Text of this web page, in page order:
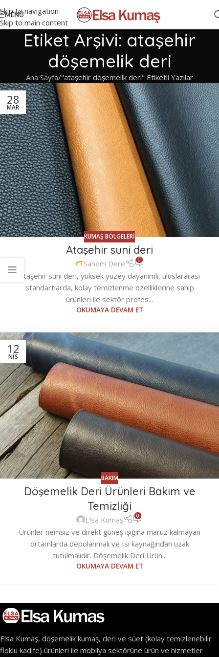
Skip to navigation
Skip to main content
MENÜ
Etiket Arşivi: ataşehir
döşemelik deri
Ana Sayfa "ataşehir döşemelik deri" Etiketli Yazılar
28
MAR
KUMAŞ BÖLGELERI
Ataşehir suni deri
Sanem Dere 0
Ataşehir suni deri, yüksek yüzey dayanımlı, uluslararası
standartlarda, kolay temizlenme özelliklerine sahip
ürünleri ile sektör profes...
OKUMAYA DEVAM ET
12
NIS
BAKIM
Döşemelik Deri Ürünleri Bakım ve
Temizliği
Elsa Kumaş 0
Ürünler nemsiz ve direkt güneş ışığına maruz kalmayan
ortamlarda depolanmalı ve Isı kaynağından uzak
tutulmalıdır. Döşemelik Deri Ürün...
OKUMAYA DEVAM ET
Elsa Kumaş, döşemelik kumaş, deri ve süet (kolay temizlenebilir
floklu kadife) ürünleri ile mobilya sektörüne ürün ve hizmetler